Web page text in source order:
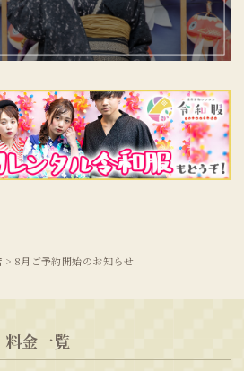
> 8月ご予約開始のお知らせ
金一覧